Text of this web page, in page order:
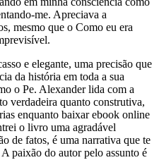
me. Apreciava a
mesmo que o Como eu era
e elegante, uma precisão que
da história em toda a sua
o Pe. Alexander lida com a
verdadeira quanto construtiva,
enquanto baixar ebook online
o livro uma agradável
de fatos, é uma narrativa que te
paixão do autor pelo assunto é